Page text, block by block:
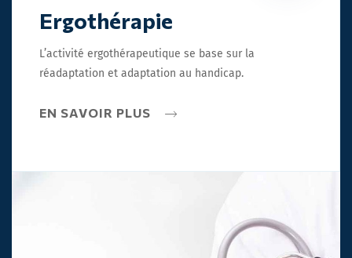
Ergothérapie
L’activité ergothérapeutique se base sur la
réadaptation et adaptation au handicap.
EN SAVOIR PLUS